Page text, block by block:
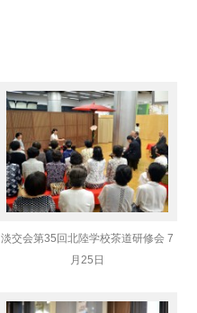
淡交会第35回北陸学校茶道研修会 7
月25日